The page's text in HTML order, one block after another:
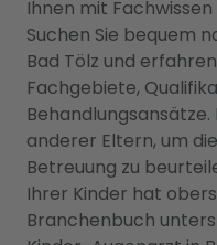
Ihnen mit
Suchen Sie bequem
Bad Tölz und
Fachgebiete,
anderer Eltern, um
Betreuung zu
Ihrer Kinder hat
Branchenbuch